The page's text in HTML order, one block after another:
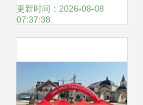
市生长旋律
更新时间：2026-08-08
07:37:38